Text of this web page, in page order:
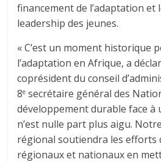
financement de l’adaptation
leadership des jeunes.
« C’est un moment historique
l’adaptation en Afrique, a
coprésident du conseil
8e secrétaire général des
développement durable face à
n’est nulle part plus aigu.
régional soutiendra les efforts
régionaux et nationaux en